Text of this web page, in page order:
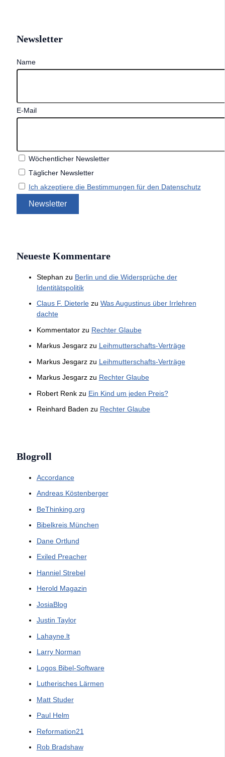
Newsletter
Name
E-Mail
Wöchentlicher Newsletter
Täglicher Newsletter
Ich akzeptiere die Bestimmungen für den Datenschutz
Neueste Kommentare
Stephan zu Berlin und die Widersprüche der
Identitätspolitik
Claus F. Dieterlezu Was Augustinus über Irrlehren
dachte
Kommentatorzu Rechter Glaube
Markus Jesgarzzu Leihmutterschafts-Verträge
Markus Jesgarzzu Leihmutterschafts-Verträge
Markus Jesgarzzu Rechter Glaube
Robert Renkzu Ein Kind um jeden Preis?
Reinhard Baden zu Rechter Glaube
Blogroll
Accordance
Andreas Köstenberger
BeThinking.org
Bibelkreis München
Dane Ortlund
Exiled Preacher
Hanniel Strebel
Herold Magazin
JosiaBlog
Justin Taylor
Lahayne.lt
Larry Norman
Logos Bibel-Software
Lutherisches Lärmen
Matt Studer
Paul Helm
Reformation21
Rob Bradshaw